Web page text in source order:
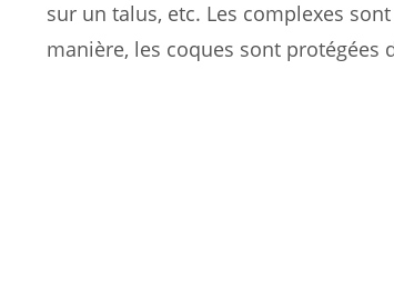
sur un talus, etc. Les complexes
manière, les coques sont